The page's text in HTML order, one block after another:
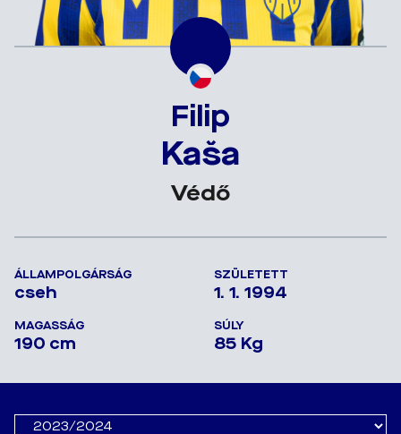
Filip
Kaša
Védő
ÁLLAMPOLGÁRSÁG
cseh
SZÜLETETT
1. 1. 1994
MAGASSÁG
190 cm
SÚLY
85 Kg